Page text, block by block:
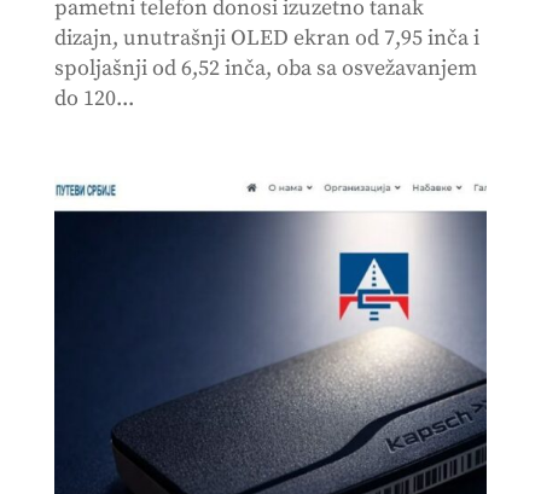
pametni telefon donosi izuzetno tanak
dizajn, unutrašnji OLED ekran od 7,95 inča i
spoljašnji od 6,52 inča, oba sa osvežavanjem
do 120...